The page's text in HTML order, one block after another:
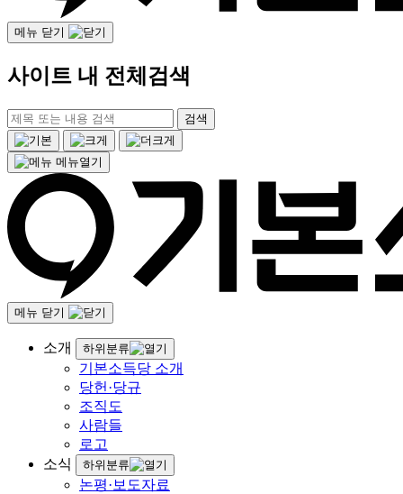
메뉴 닫기
사이트 내 전체검색
검색
메뉴열기
메뉴 닫기
소개 하위분류
기본소득당 소개
당헌·당규
조직도
사람들
로고
소식
하위분류
논평·보도자료